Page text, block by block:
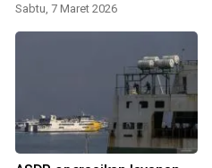
Sabtu, 7 Maret 2026